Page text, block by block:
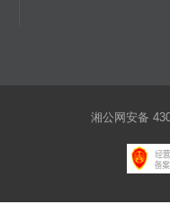
湘公网安备